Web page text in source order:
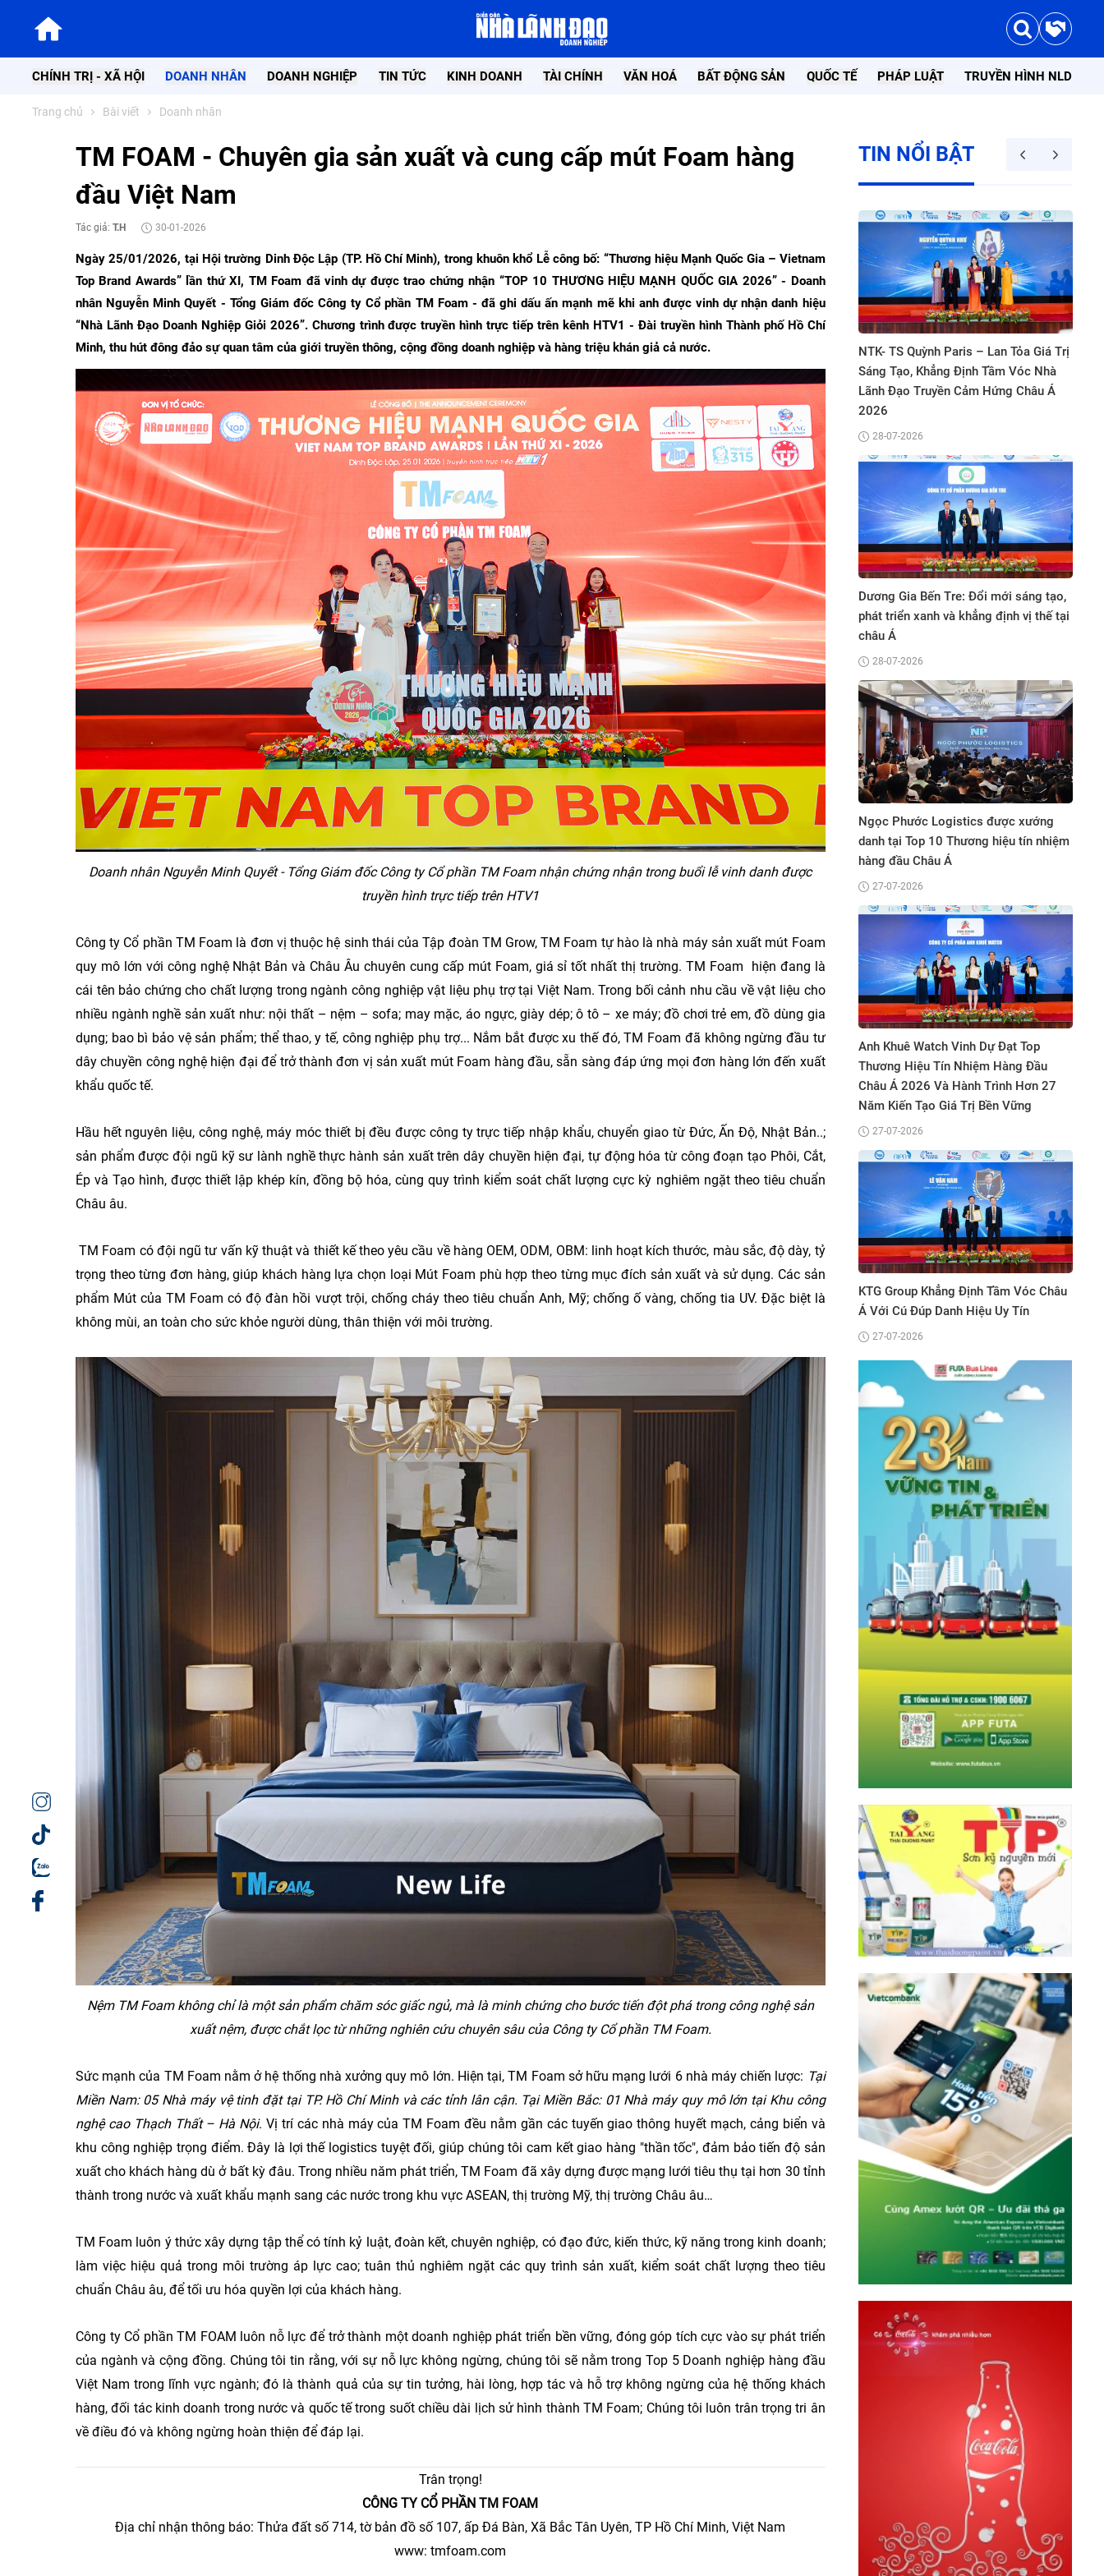
CHÍNH TRỊ - XÃ HỘI DOANH NHÂN DOANH NGHIỆP TIN TỨC KINH DOANH TÀI CHÍNH VĂN HOÁ BẤT ĐỘNG SẢN QUỐC TẾ PHÁP LUẬT TRUYỀN HÌNH NLD
Trang chủ Bài viết Doanh nhân
TM FOAM - Chuyên gia sản xuất và cung cấp mút Foam hàng
đầu Việt Nam
Tác giả: T.H 30-01-2026
Ngày 25/01/2026, tại Hội trường Dinh Độc Lập (TP. Hồ Chí Minh), trong khuôn khổ Lễ công bố: “Thương hiệu Mạnh Quốc Gia – Vietnam
Top Brand Awards” lần thứ XI, TM Foam đã vinh dự được trao chứng nhận “TOP 10 THƯƠNG HIỆU MẠNH QUỐC GIA 2026” - Doanh
nhân Nguyễn Minh Quyết - Tổng Giám đốc Công ty Cổ phần TM Foam - đã ghi dấu ấn mạnh mẽ khi anh được vinh dự nhận danh hiệu
“Nhà Lãnh Đạo Doanh Nghiệp Giỏi 2026”. Chương trình được truyền hình trực tiếp trên kênh HTV1 - Đài truyền hình Thành phố Hồ Chí
Minh, thu hút đông đảo sự quan tâm của giới truyền thông, cộng đồng doanh nghiệp và hàng triệu khán giả cả nước.
Doanh nhân Nguyễn Minh Quyết - Tổng Giám đốc Công ty Cổ phần TM Foam nhận chứng nhận trong buổi lễ vinh danh được
truyền hình trực tiếp trên HTV1
Công ty Cổ phần TM Foam là đơn vị thuộc hệ sinh thái của Tập đoàn TM Grow, TM Foam tự hào là nhà máy sản xuất mút Foam
quy mô lớn với công nghệ Nhật Bản và Châu Âu chuyên cung cấp mút Foam, giá sỉ tốt nhất thị trường. TM Foam hiện đang là
cái tên bảo chứng cho chất lượng trong ngành công nghiệp vật liệu phụ trợ tại Việt Nam. Trong bối cảnh nhu cầu về vật liệu cho
nhiều ngành nghề sản xuất như: nội thất – nệm – sofa; may mặc, áo ngực, giày dép; ô tô – xe máy; đồ chơi trẻ em, đồ dùng gia
dụng; bao bì bảo vệ sản phẩm; thể thao, y tế, công nghiệp phụ trợ... Nắm bắt được xu thế đó, TM Foam đã không ngừng đầu tư
dây chuyền công nghệ hiện đại để trở thành đơn vị sản xuất mút Foam hàng đầu, sẵn sàng đáp ứng mọi đơn hàng lớn đến xuất
khẩu quốc tế.
Hầu hết nguyên liệu, công nghệ, máy móc thiết bị đều được công ty trực tiếp nhập khẩu, chuyển giao từ Đức, Ấn Độ, Nhật Bản..;
sản phẩm được đội ngũ kỹ sư lành nghề thực hành sản xuất trên dây chuyền hiện đại, tự động hóa từ công đoạn tạo Phôi, Cắt,
Ép và Tạo hình, được thiết lập khép kín, đồng bộ hóa, cùng quy trình kiểm soát chất lượng cực kỳ nghiêm ngặt theo tiêu chuẩn
Châu âu.
TM Foam có đội ngũ tư vấn kỹ thuật và thiết kế theo yêu cầu về hàng OEM, ODM, OBM: linh hoạt kích thước, màu sắc, độ dày, tỷ
trọng theo từng đơn hàng, giúp khách hàng lựa chọn loại Mút Foam phù hợp theo từng mục đích sản xuất và sử dụng. Các sản
phẩm Mút của TM Foam có độ đàn hồi vượt trội, chống cháy theo tiêu chuẩn Anh, Mỹ; chống ố vàng, chống tia UV. Đặc biệt là
không mùi, an toàn cho sức khỏe người dùng, thân thiện với môi trường.
Nệm TM Foam không chỉ là một sản phẩm chăm sóc giấc ngủ, mà là minh chứng cho bước tiến đột phá trong công nghệ sản
xuất nệm, được chắt lọc từ những nghiên cứu chuyên sâu của Công ty Cổ phần TM Foam.
Sức mạnh của TM Foam nằm ở hệ thống nhà xưởng quy mô lớn. Hiện tại, TM Foam sở hữu mạng lưới 6 nhà máy chiến lược: Tại
Miền Nam: 05 Nhà máy vệ tinh đặt tại TP. Hồ Chí Minh và các tỉnh lân cận. Tại Miền Bắc: 01 Nhà máy quy mô lớn tại Khu công
nghệ cao Thạch Thất – Hà Nội. Vị trí các nhà máy của TM Foam đều nằm gần các tuyến giao thông huyết mạch, cảng biển và
khu công nghiệp trọng điểm. Đây là lợi thế logistics tuyệt đối, giúp chúng tôi cam kết giao hàng "thần tốc", đảm bảo tiến độ sản
xuất cho khách hàng dù ở bất kỳ đâu. Trong nhiều năm phát triển, TM Foam đã xây dựng được mạng lưới tiêu thụ tại hơn 30 tỉnh
thành trong nước và xuất khẩu mạnh sang các nước trong khu vực ASEAN, thị trường Mỹ, thị trường Châu âu…
TM Foam luôn ý thức xây dựng tập thể có tính kỷ luật, đoàn kết, chuyên nghiệp, có đạo đức, kiến thức, kỹ năng trong kinh doanh;
làm việc hiệu quả trong môi trường áp lực cao; tuân thủ nghiêm ngặt các quy trình sản xuất, kiểm soát chất lượng theo tiêu
chuẩn Châu âu, để tối ưu hóa quyền lợi của khách hàng.
Công ty Cổ phần TM FOAM luôn nỗ lực để trở thành một doanh nghiệp phát triển bền vững, đóng góp tích cực vào sự phát triển
của ngành và cộng đồng. Chúng tôi tin rằng, với sự nỗ lực không ngừng, chúng tôi sẽ nằm trong Top 5 Doanh nghiệp hàng đầu
Việt Nam trong lĩnh vực ngành; đó là thành quả của sự tin tưởng, hài lòng, hợp tác và hỗ trợ không ngừng của hệ thống khách
hàng, đối tác kinh doanh trong nước và quốc tế trong suốt chiều dài lịch sử hình thành TM Foam; Chúng tôi luôn trân trọng tri ân
về điều đó và không ngừng hoàn thiện để đáp lại.
Trân trọng!
CÔNG TY CỔ PHẦN TM FOAM
Địa chỉ nhận thông báo: Thửa đất số 714, tờ bản đồ số 107, ấp Đá Bàn, Xã Bắc Tân Uyên, TP Hồ Chí Minh, Việt Nam
www: tmfoam.com
TIN NỔI BẬT
Doanh nhân Trần Quốc Bảo Nhận bằng
khen Top 12 Nhà Lãnh Đạo Doanh
Nghiệp Giỏi 2021
17-06-2024
ABB giới thiệu giải pháp và dịch vụ
động cơ điện và biến tần mới nhất tại
triển lãm EMA 2023
13-06-2024
Green Flow Solar khởi công dự án điện
mặt trời áp mái 3.780 kWp theo cơ
chế PPA tại nhà máy Nutifood Bình
Dương
06-08-2026
Trào lưu sắm vàng "mini" từ 0,1 chỉ và
sức hút từ hệ sinh thái tích lũy của Bảo
Tín Mạnh Hải tại TP.HCM
04-08-2026
ROX Living - 1 trong 10 thương hiệu
bất động sản uy tín hàng đầu Châu Á
31-07-2026
Năm Kiến Tạo Giá Trị Nghỉ Dưỡng
Xanh Bền Vững Bên Vịnh Mũi Né
Khoảnh Khắc Trung Nguyên Legend Và
Trung Nguyên E-Coffee Cùng Được
Vinh Danh “Top 10 Thương Hiệu Tín
NTK- TS Quỳnh Paris – Lan Tỏa Giá Trị
Sáng Tạo, Khẳng Định Tầm Vóc Nhà
Lãnh Đạo Truyền Cảm Hứng Châu Á
2026
28-07-2026
Dương Gia Bến Tre: Đổi mới sáng tạo,
phát triển xanh và khẳng định vị thế tại
châu Á
28-07-2026
Ngọc Phước Logistics được xướng
danh tại Top 10 Thương hiệu tín nhiệm
hàng đầu Châu Á
27-07-2026
Anh Khuê Watch Vinh Dự Đạt Top
Thương Hiệu Tín Nhiệm Hàng Đầu
Châu Á 2026 Và Hành Trình Hơn 27
Năm Kiến Tạo Giá Trị Bền Vững
27-07-2026
KTG Group Khẳng Định Tầm Vóc Châu
Á Với Cú Đúp Danh Hiệu Uy Tín
27-07-2026
1689
Vinh Danh
Sắc Việt Nam
Công ty
giải thưởng
biểu Châu Á
Bệnh Viện
Thương Hiệu
Bình Dương
Hệ Thống Y
Hiệu Tiêu
Dương 2026
05-06-2026
Bệnh viện
“Top 3
Thái Bình